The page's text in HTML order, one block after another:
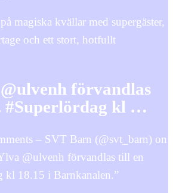
magiska kvällar med supergäster,
och ett stort, hotfullt
förvandlas
#Superlördag kl …
– SVT Barn (@svt_barn) on
@ulvenh förvandlas till en
kl 18.15 i Barnkanalen.”